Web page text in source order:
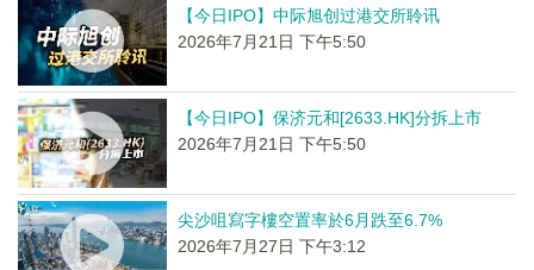
【今日IPO】中际旭创过港交所聆讯
2026年7月21日 下午5:50
【今日IPO】保济元和[2633.HK]分拆上市
2026年7月21日 下午5:50
尖沙咀寫字樓空置率於6月跌至6.7%
2026年7月27日 下午3:12